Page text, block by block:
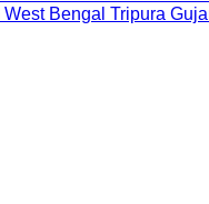
West Bengal Tripura